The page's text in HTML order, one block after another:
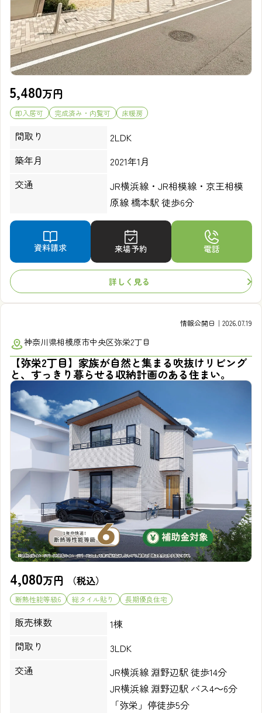
5,480万円
即入居可 完成済み・内覧可 床暖房
間取り
2LDK
築年月
2021年1月
交通
JR横浜線・JR相模線・京王相模
原線 橋本駅 徒歩6分
資料請求 来場予約 電話
詳しく見る
情報公開日｜2026.07.19
神奈川県相模原市中央区弥栄2丁目
【弥栄2丁目】家族が自然と集まる吹抜けリビング
と、すっきり暮らせる収納計画のある住まい。
4,080万円 （税込）
断熱性能等級6 総タイル貼り 長期優良住宅
販売棟数
1棟
間取り
3LDK
交通
JR横浜線 淵野辺駅 徒歩14分
JR横浜線 淵野辺駅 バス4～6分
「弥栄」停徒歩5分